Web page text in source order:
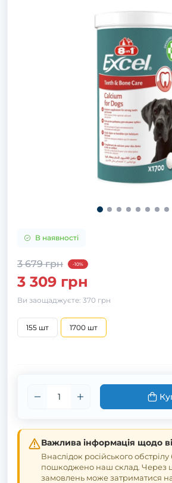
В наявності
3 679 грн -10%
3 309 грн
Ви заощаджуєте: 370 грн
155 шт 1700 шт
Важлива інформація щодо
Внаслідок російського обстрілу
пошкоджено наш склад. Через
замовлень може затриматися